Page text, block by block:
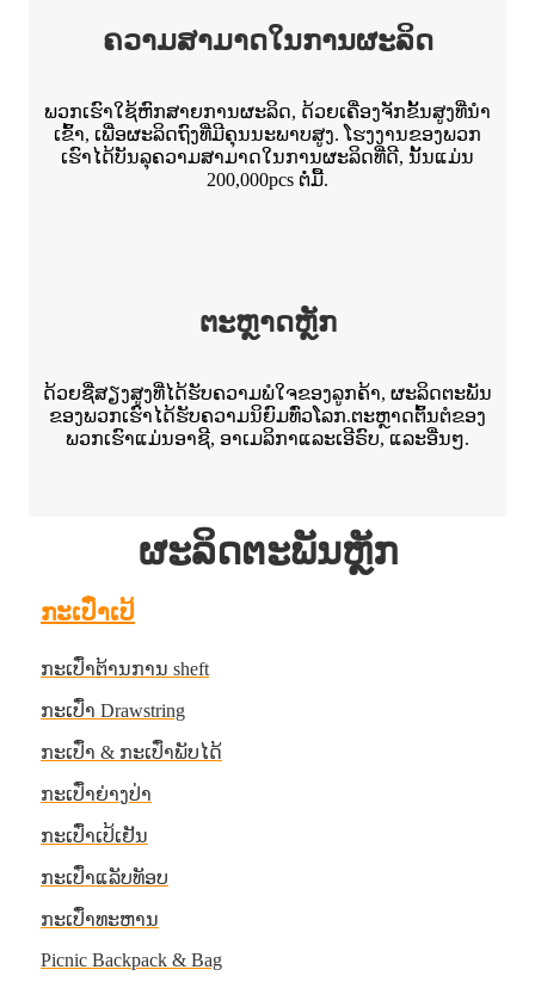
ຄວາມສາມາດໃນການຜະລິດ
ພວກເຮົາໃຊ້ຫົກສາຍການຜະລິດ, ດ້ວຍເຄື່ອງຈັກຂັ້ນສູງທີ່ນໍາ
ເຂົ້າ, ເພື່ອຜະລິດຖົງທີ່ມີຄຸນນະພາບສູງ. ໂຮງງານຂອງພວກ
ເຮົາໄດ້ບັນລຸຄວາມສາມາດໃນການຜະລິດທີ່ດີ, ນັ້ນແມ່ນ
200,000pcs ຕໍ່ມື້.
ຕະຫຼາດຫຼັກ
ດ້ວຍຊື່ສຽງສູງທີ່ໄດ້ຮັບຄວາມພໍໃຈຂອງລູກຄ້າ, ຜະລິດຕະພັນ
ຂອງພວກເຮົາໄດ້ຮັບຄວາມນິຍົມທົ່ວໂລກ.ຕະຫຼາດຕົ້ນຕໍຂອງ
ພວກເຮົາແມ່ນອາຊີ, ອາເມລິກາແລະເອີຣົບ, ແລະອື່ນໆ.
ຜະລິດຕະພັນຫຼັກ
ກະເປົ໋າເປ້
ກະເປົ໋າຕ້ານການ sheft
ກະເປົ໋າ Drawstring
ກະເປົ໋າ & ກະເປົ໋າພັບໄດ້
ກະເປົ໋າຍ່າງປ່າ
ກະເປົ໋າເປ້ເຢັນ
ກະເປົ໋າແລັບທັອບ
ກະເປົ໋າທະຫານ
Picnic Backpack & Bag